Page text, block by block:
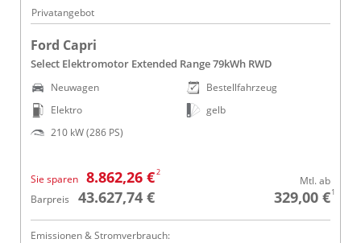
Privatangebot
Ford Capri
Select Elektromotor Extended Range 79kWh RWD
Neuwagen
Elektro
210 kW (286 PS)
Bestellfahrzeug
gelb
Sie sparen 8.862,26 €2
Barpreis 43.627,74 €
Mtl. ab
329,00 €1
Emissionen & Stromverbrauch: